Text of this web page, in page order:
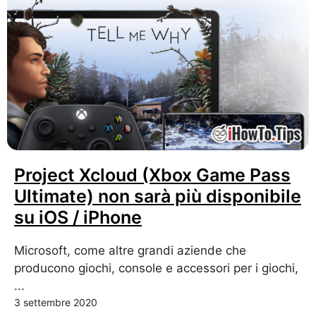
Project Xcloud (Xbox Game Pass
Ultimate) non sarà più disponibile
su iOS / iPhone
Microsoft, come altre grandi aziende che
producono giochi, console e accessori per i giochi,
...
3 settembre 2020